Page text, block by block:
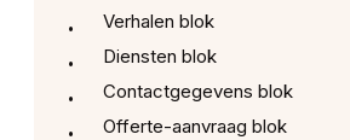
Verhalen blok
Diensten blok
Contactgegevens blok
Offerte-aanvraag blok